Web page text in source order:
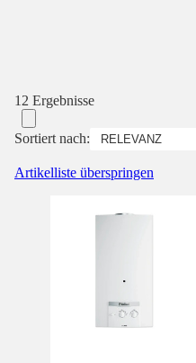
12 Ergebnisse
Sortiert nach:
Artikelliste überspringen